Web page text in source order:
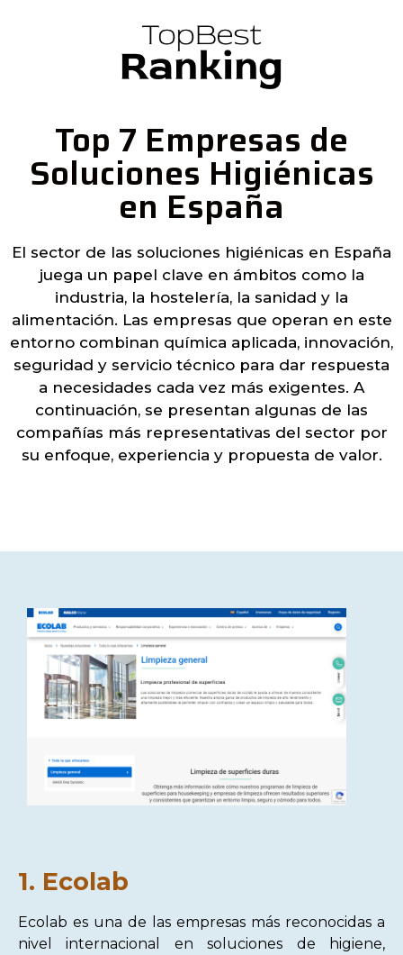
Top 7 Empresas de
Soluciones Higiénicas
en España
El sector de las soluciones higiénicas en España
juega un papel clave en ámbitos como la
industria, la hostelería, la sanidad y la
alimentación. Las empresas que operan en este
entorno combinan química aplicada, innovación,
seguridad y servicio técnico para dar respuesta
a necesidades cada vez más exigentes. A
continuación, se presentan algunas de las
compañías más representativas del sector por
su enfoque, experiencia y propuesta de valor.
1. Ecolab
Ecolab es una de las empresas más reconocidas a
nivel internacional en soluciones de higiene,